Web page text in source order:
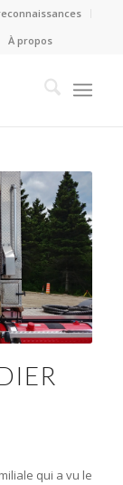
À propos
qui a vu le